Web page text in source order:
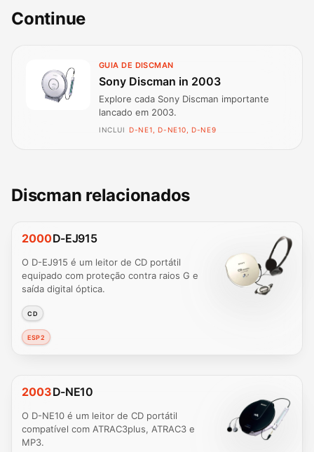
Continue
GUIA DE DISCMAN
Sony Discman in 2003
Explore cada Sony Discman importante
lancado em 2003.
INCLUI D-NE1, D-NE10, D-NE9
Discman relacionados
2000D-EJ915
O D-EJ915 é um leitor de CD portátil
equipado com proteção contra raios G e
saída digital óptica.
CD
ESP2
2003D-NE10
O D-NE10 é um leitor de CD portátil
compatível com ATRAC3plus, ATRAC3 e
MP3.